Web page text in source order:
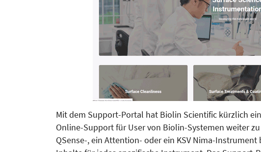
Mit dem Support-Portal hat Biolin Scientific kürzlich
Online-Support für User von Biolin-Systemen weiter
QSense-, ein Attention- oder ein KSV Nima-